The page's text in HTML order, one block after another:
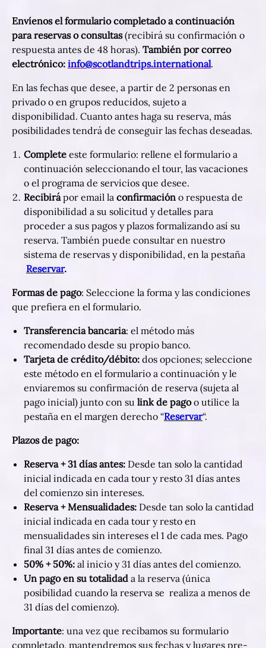
Envíenos el formulario completado a continuación
para reservas o consultas(recibirá su confirmación o
respuesta antes de 48 horas). También por correo
electrónico: info@scotlandtrips.international.
En las fechas que desee, a partir de 2 personas en
privado o en grupos reducidos, sujeto a
disponibilidad. Cuanto antes haga su reserva, más
posibilidades tendrá de conseguir las fechas deseadas.
Complete este formulario: rellene el formulario a
continuación seleccionando el tour, las vacaciones
o el programa de servicios que desee.
Recibirápor email la confirmación o respuesta de
disponibilidad a su solicitud y detalles para
proceder a sus pagos y plazos formalizando así su
reserva. También puede consultar en nuestro
sistema de reservas y disponibilidad, en la pestaña
Reservar.
Formas de pago: Seleccione la forma y las condiciones
que prefiera en el formulario.
Transferencia bancaria: el método más
recomendado desde su propio banco.
Tarjeta de crédito/débito: dos opciones; seleccione
este método en el formulario a continuación y le
enviaremos su confirmación de reserva (sujeta al
pago inicial) junto con su link de pagoo utilice la
pestaña en el margen derecho “Reservar“.
Plazos de pago:
Reserva + 31 días antes: Desde tan solo la cantidad
inicial indicada en cada tour y resto 31 días antes
del comienzo sin intereses.
Reserva + Mensualidades: Desde tan solo la cantidad
inicial indicada en cada tour y resto en
mensualidades sin intereses el 1 de cada mes. Pago
final 31 días antes de comienzo.
50% + 50%: al inicio y 31 días antes del comienzo.
Un pago en su totalidad a la reserva (única
posibilidad cuando la reserva se realiza a menos de
31 días del comienzo).
Importante: una vez que recibamos su formulario
completado, mantendremos sus fechas y lugares pre-